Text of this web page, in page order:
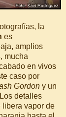
la
es
amplios
mucha
en vivos
caso por
Gordon y un
detalles
libera vapor de